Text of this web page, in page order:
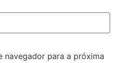
navegador para a próxima